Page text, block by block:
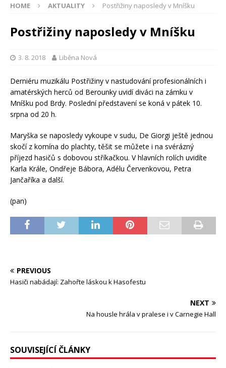
HOME AKTUALITY Postřižiny naposledy v Mníšku
Postřižiny naposledy v Mníšku
3. 8. 2018 Liběna Nová
Derniéru muzikálu Postřižiny v nastudování profesionálních i
amatérských herců od Berounky uvidí diváci na zámku v
Mníšku pod Brdy. Poslední představení se koná v pátek 10.
srpna od 20 h.
Maryška se naposledy vykoupe v sudu, De Giorgi ještě jednou
skočí z komína do plachty, těšit se můžete i na svérázný
příjezd hasičů s dobovou stříkačkou. V hlavních rolích uvidíte
Karla Krále, Ondřeje Bábora, Adélu Červenkovou, Petra
Jančaříka a další.
(pan)
PREVIOUS
Hasiči nabádají: Zahořte láskou k Hasofestu
NEXT
Na housle hrála v pralese i v Carnegie Hall
SOUVISEJÍCÍ ČLÁNKY